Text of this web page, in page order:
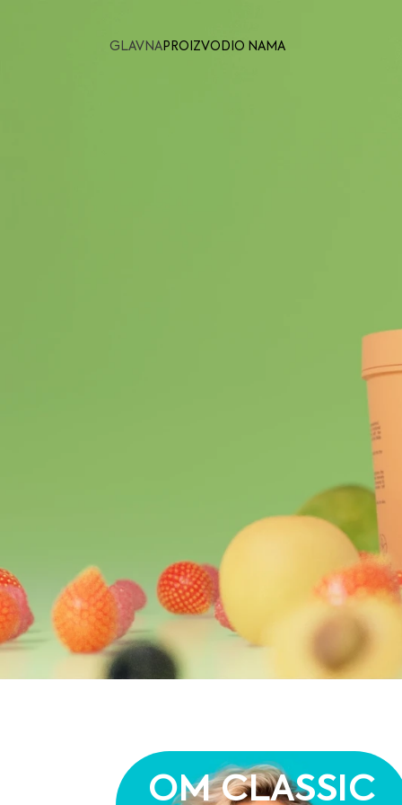
GLAVNA PROIZVODI O NAMA
OM CLASSIC